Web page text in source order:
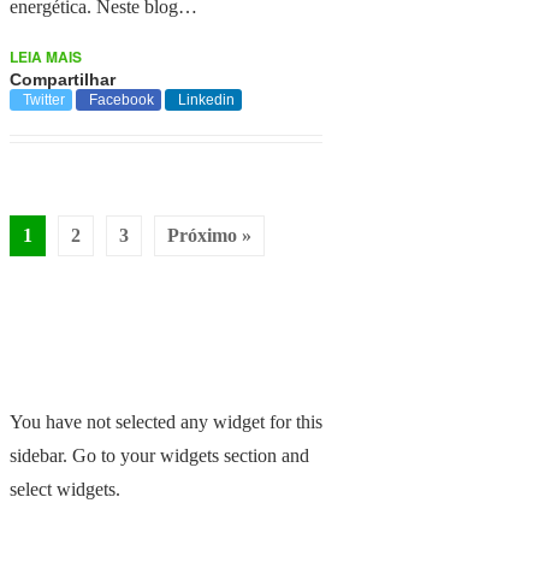
energética. Neste blog…
LEIA MAIS
Compartilhar
Twitter Facebook Linkedin
1 2 3 Próximo »
You have not selected any widget for this
sidebar. Go to your widgets section and
select widgets.